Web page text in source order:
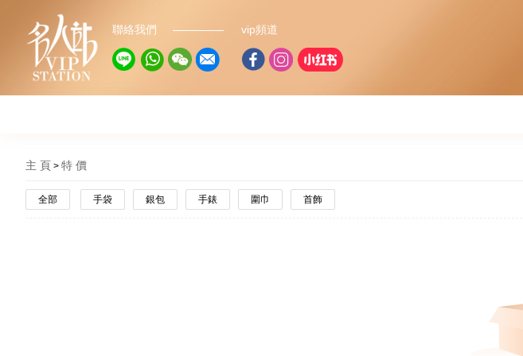
聯絡我們 vip頻道
主 頁 特 價
全部 手袋 銀包 手錶 圍巾 首飾